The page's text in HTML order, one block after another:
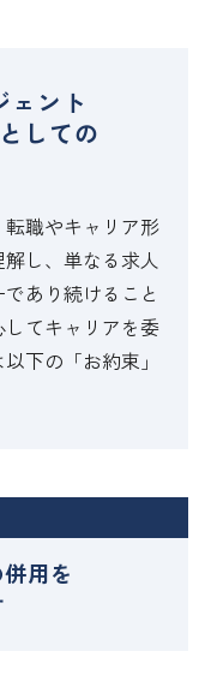
ェント
しての
職やキャリア形
し、単なる求人
あり続けること
てキャリアを委
下の「お約束」
用を